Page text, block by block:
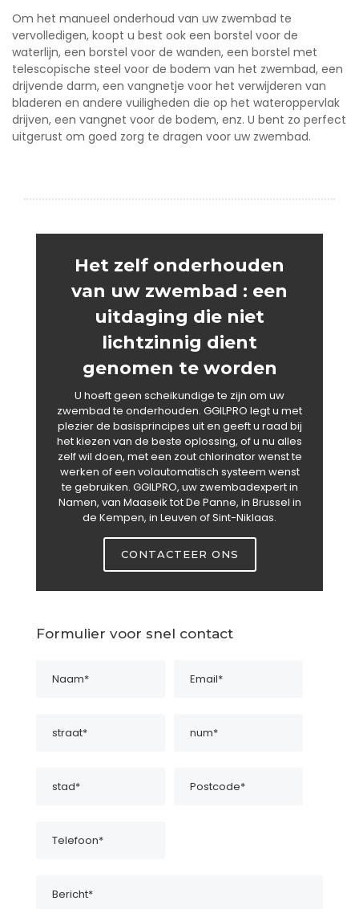
Om het manueel onderhoud van uw zwembad te
vervolledigen, koopt u best ook een borstel voor de
waterlijn, een borstel voor de wanden, een borstel met
telescopische steel voor de bodem van het zwembad, een
drijvende darm, een vangnetje voor het verwijderen van
bladeren en andere vuiligheden die op het wateroppervlak
drijven, een vangnet voor de bodem, enz. U bent zo perfect
uitgerust om goed zorg te dragen voor uw zwembad.
Het zelf onderhouden
van uw zwembad : een
uitdaging die niet
lichtzinnig dient
genomen te worden
U hoeft geen scheikundige te zijn om uw
zwembad te onderhouden. GGILPRO legt u met
plezier de basisprincipes uit en geeft u raad bij
het kiezen van de beste oplossing, of u nu alles
zelf wil doen, met een zout chlorinator wenst te
werken of een volautomatisch systeem wenst
te gebruiken. GGILPRO, uw zwembadexpert in
Namen, van Maaseik tot De Panne, in Brussel in
de Kempen, in Leuven of Sint-Niklaas.
CONTACTEER ONS
Formulier voor snel contact